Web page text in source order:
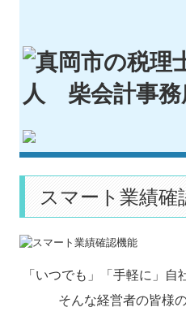
HOME
事務所紹介
業務案内
交通案内
お客様専用コンテンツ
スマート業績確
「いつでも」「手軽に」自
そんな経営者の皆様